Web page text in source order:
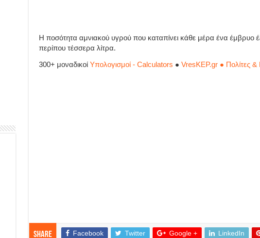
Η ποσότητα αμνιακού υγρού που καταπίνει κάθε μέρα ένα έμβρυο
περίπου τέσσερα λίτρα.
300+ μοναδικοί Υπολογισμοί - Calculators ● VresKEP.gr ● Πολίτες
Share Facebook Twitter Google + LinkedIn